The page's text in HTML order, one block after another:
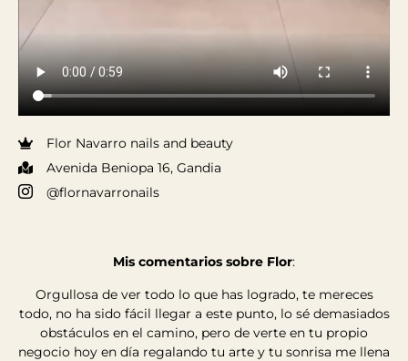
Flor Navarro nails and beauty
Avenida Beniopa 16, Gandia
@flornavarronails
Mis comentarios sobre Flor:
Orgullosa de ver todo lo que has logrado, te mereces
todo, no ha sido fácil llegar a este punto, lo sé demasiados
obstáculos en el camino, pero de verte en tu propio
negocio hoy en día regalando tu arte y tu sonrisa me llena